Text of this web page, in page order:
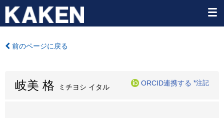
前のページに戻る
岐美 格 ミチヨシ イタル
ORCID連携する *注記